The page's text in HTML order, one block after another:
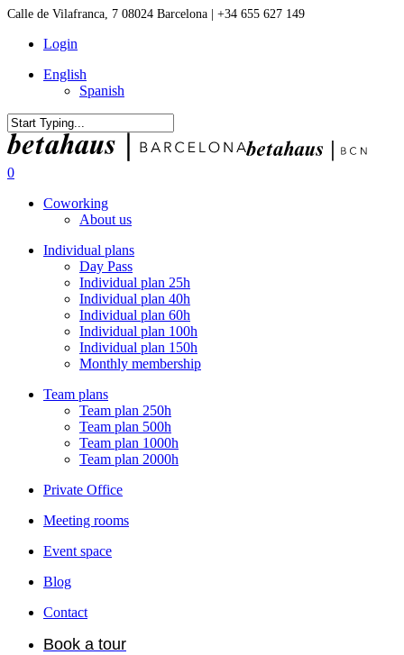
Skip
main
Calle de Vilafranca, 7 08024 Barcelona | +34 655 627 149
Login
English
Spanish
Close
Search
0
Coworking
About us
Individual plans
Day Pass
Individual plan 25h
Individual plan 40h
Individual plan 60h
Individual plan 100h
Individual plan 150h
Monthly membership
Team plans
Team plan 250h
Team plan 500h
Team plan 1000h
Team plan 2000h
Private Office
Meeting rooms
Event space
Blog
Contact
Book a tour